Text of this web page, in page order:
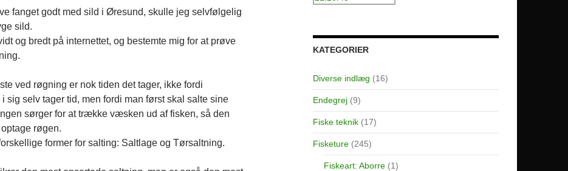
fanget godt med sild i Øresund, skulle jeg selvfølgelig
sild.
og bredt på internettet, og bestemte mig for at prøve
ved røgning er nok tiden det tager, ikke fordi
sig selv tager tid, men fordi man først skal salte sine
sørger for at trække væsken ud af fisken, så den
røgen.
former for salting: Saltlage og Tørsaltning.
KATEGORIER
Diverse indlæg (16)
Endegrej (9)
Fiske teknik (17)
Fisketure (245)
Fiskeart: Aborre (1)